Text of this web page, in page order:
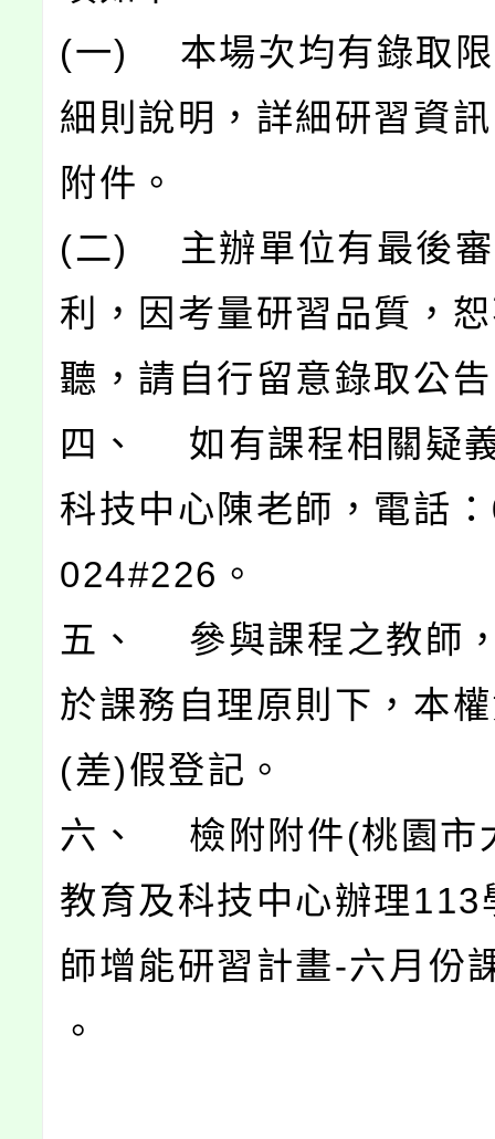
(一) 本場次均有錄取限
細則說明，詳細研習資
附件。
(二) 主辦單位有最後審
利，因考量研習品質，
聽，請自行留意錄取公
四、 如有課程相關疑
科技中心陳老師，電話
024#226。
五、 參與課程之教師
於課務自理原則下，本
(差)假登記。
六、 檢附附件(桃園市
教育及科技中心辦理113
師增能研習計畫-六月份
。